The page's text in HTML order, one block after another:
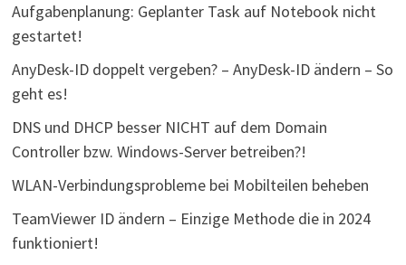
Aufgabenplanung: Geplanter Task auf Notebook nicht
gestartet!
AnyDesk-ID doppelt vergeben? – AnyDesk-ID ändern – So
geht es!
DNS und DHCP besser NICHT auf dem Domain
Controller bzw. Windows-Server betreiben?!
WLAN-Verbindungsprobleme bei Mobilteilen beheben
TeamViewer ID ändern – Einzige Methode die in 2024
funktioniert!